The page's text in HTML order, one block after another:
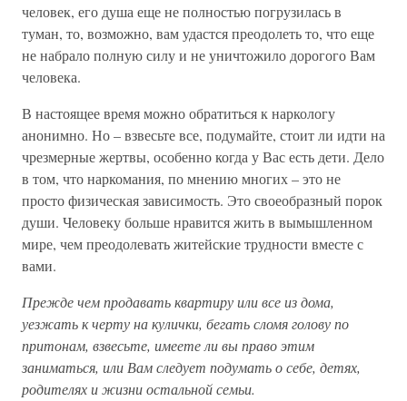
человек, его душа еще не полностью погрузилась в
туман, то, возможно, вам удастся преодолеть то, что еще
не набрало полную силу и не уничтожило дорогого Вам
человека.
В настоящее время можно обратиться к наркологу
анонимно. Но – взвесьте все, подумайте, стоит ли идти на
чрезмерные жертвы, особенно когда у Вас есть дети. Дело
в том, что наркомания, по мнению многих – это не
просто физическая зависимость. Это своеобразный порок
души. Человеку больше нравится жить в вымышленном
мире, чем преодолевать житейские трудности вместе с
вами.
Прежде чем продавать квартиру или все из дома,
уезжать к черту на кулички, бегать сломя голову по
притонам, взвесьте, имеете ли вы право этим
заниматься, или Вам следует подумать о себе, детях,
родителях и жизни остальной семьи.